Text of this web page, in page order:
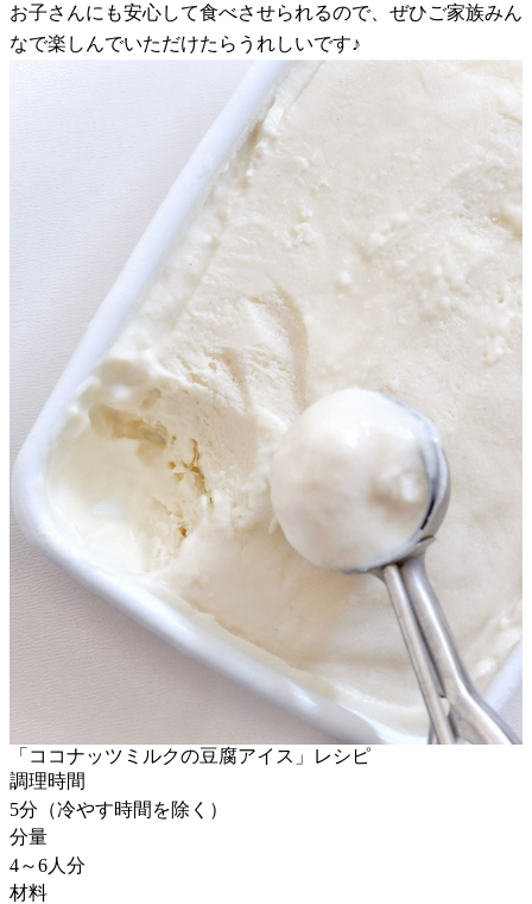
お子さんにも安心して食べさせられるので、ぜひご家族みん
なで楽しんでいただけたらうれしいです♪
「ココナッツミルクの豆腐アイス」レシピ
調理時間
5分（冷やす時間を除く）
分量
4～6人分
材料